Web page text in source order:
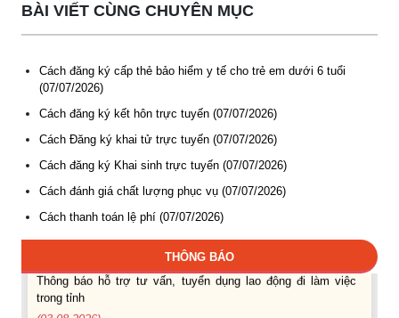
BÀI VIẾT CÙNG CHUYÊN MỤC
Cách đăng ký cấp thẻ bảo hiểm y tế cho trẻ em dưới 6 tuổi
(07/07/2026)
Cách đăng ký kết hôn trực tuyến (07/07/2026)
Cách Đăng ký khai tử trực tuyến (07/07/2026)
Cách đăng ký Khai sinh trực tuyến (07/07/2026)
Cách đánh giá chất lượng phục vụ (07/07/2026)
Cách thanh toán lệ phí (07/07/2026)
THÔNG BÁO
Thông báo Tuyển lao động Việt Nam vào các vị trí dự kiến
tuyển dụng người lao động nước ngoài
(07-08-2026)
(04-08-2026)
trong tỉnh
(03-08-2026)